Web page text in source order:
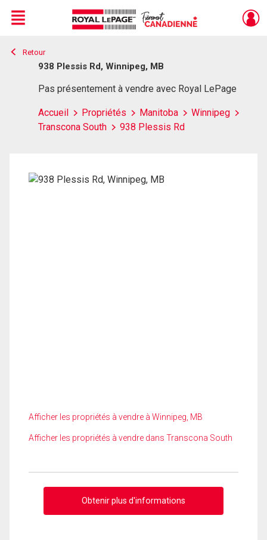
Live
En Direct
Menu
Retour
938 Plessis Rd, Winnipeg, MB
Pas présentement à vendre avec Royal LePage
Accueil Propriétés Manitoba
Winnipeg
Transcona South
938 Plessis Rd
Afficher les propriétés à vendre à Winnipeg, MB
Afficher les propriétés à vendre dans Transcona South
Obtenir plus d'informations